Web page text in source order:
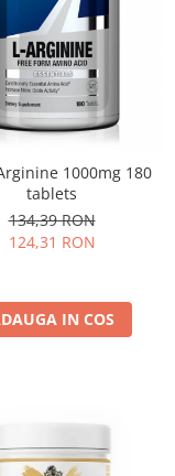
1000mg 180
tablets
134,39 RON
124,31 RON
IN COS